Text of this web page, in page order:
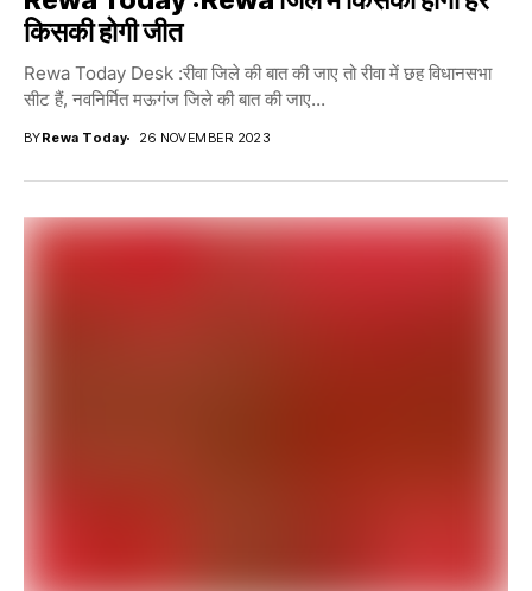
किसकी होगी जीत
Rewa Today Desk :रीवा जिले की बात की जाए तो रीवा में छह विधानसभा
सीट हैं, नवनिर्मित मऊगंज जिले की बात की जाए...
BYRewa Today 26 NOVEMBER 2023